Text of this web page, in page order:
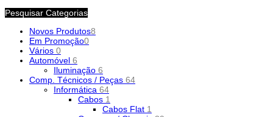
Pesquisar Categorias
Novos Produtos8
Em Promoção0
Vários 0
Automóvel 6
Iluminação 6
Comp. Técnicos / Peças 64
Informática 64
Cabos 1
Cabos Flat 1